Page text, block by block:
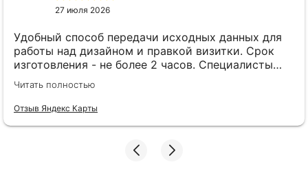
27 июля 2026
Удобный способ передачи исходных данных для
работы над дизайном и правкой визитки. Срок
изготовления - не более 2 часов. Специалисты
компетентные. Офис находится в удобном месте,
найти не составило труда.
Читать полностью
Отзыв Яндекс Карты